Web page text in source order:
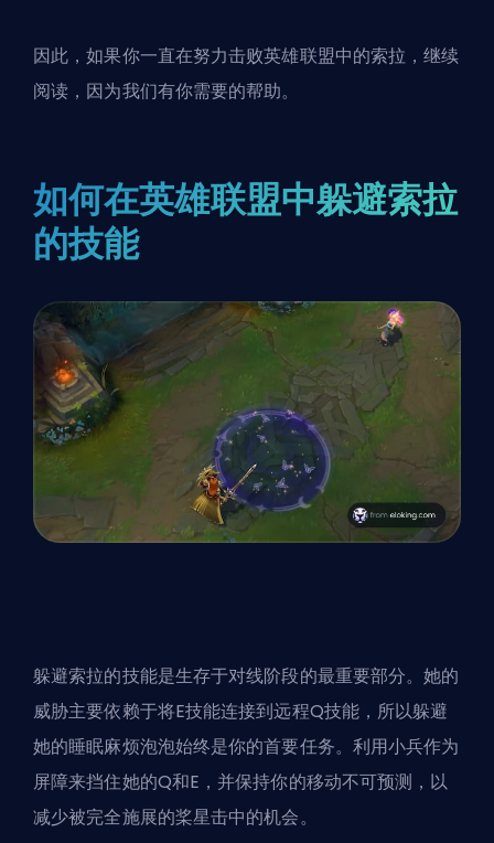
因此，如果你一直在努力击败英雄联盟中的索拉，继续
阅读，因为我们有你需要的帮助。
如何在英雄联盟中躲避索拉
的技能
躲避索拉的技能是生存于对线阶段的最重要部分。她的
威胁主要依赖于将E技能连接到远程Q技能，所以躲避
她的睡眠麻烦泡泡始终是你的首要任务。利用小兵作为
屏障来挡住她的Q和E，并保持你的移动不可预测，以
减少被完全施展的桨星击中的机会。